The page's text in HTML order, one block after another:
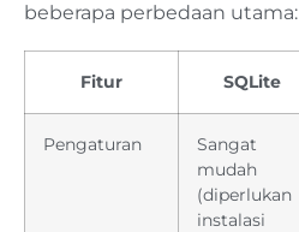
beberapa perbedaan utama:
Fitur SQLite
Pengaturan
Sangat
mudah
(diperlukan
instalasi